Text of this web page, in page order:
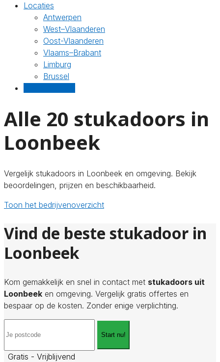
Locaties
Antwerpen
West–Vlaanderen
Oost-Vlaanderen
Vlaams–Brabant
Limburg
Brussel
Alle 20 stukadoors in
Loonbeek
Vergelijk stukadoors in Loonbeek en omgeving. Bekijk
beoordelingen, prijzen en beschikbaarheid.
Toon het bedrijvenoverzicht
Vind de beste stukadoor in
Loonbeek
Kom gemakkelijk en snel in contact met stukadoors uit
Loonbeek en omgeving. Vergelijk gratis offertes en
bespaar op de kosten. Zonder enige verplichting.
Start nu!
Gratis - Vrijblijvend